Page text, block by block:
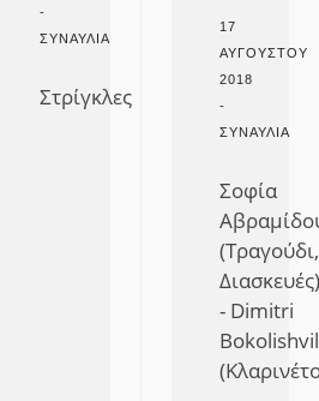
-
ΣΥΝΑΥΛΊΑ
Στρίγκλες
17
ΑΥΓΟΎΣΤΟΥ
2018
-
ΣΥΝΑΥΛΊΑ
Σοφία
(Τραγούδι,
Διασκευές)
- Dimitri